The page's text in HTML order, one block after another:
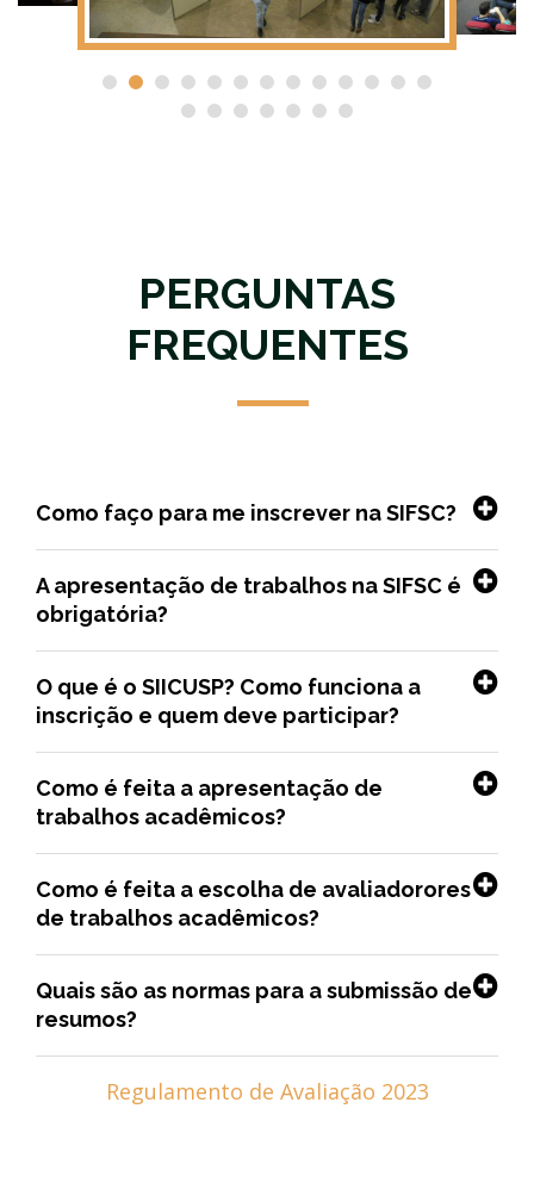
PERGUNTAS
FREQUENTES
Como faço para me inscrever na SIFSC?
A apresentação de trabalhos na SIFSC é
obrigatória?
O que é o SIICUSP? Como funciona a
inscrição e quem deve participar?
Como é feita a apresentação de
trabalhos acadêmicos?
Como é feita a escolha de avaliadorores
de trabalhos acadêmicos?
Quais são as normas para a submissão de
resumos?
Regulamento de Avaliação 2023